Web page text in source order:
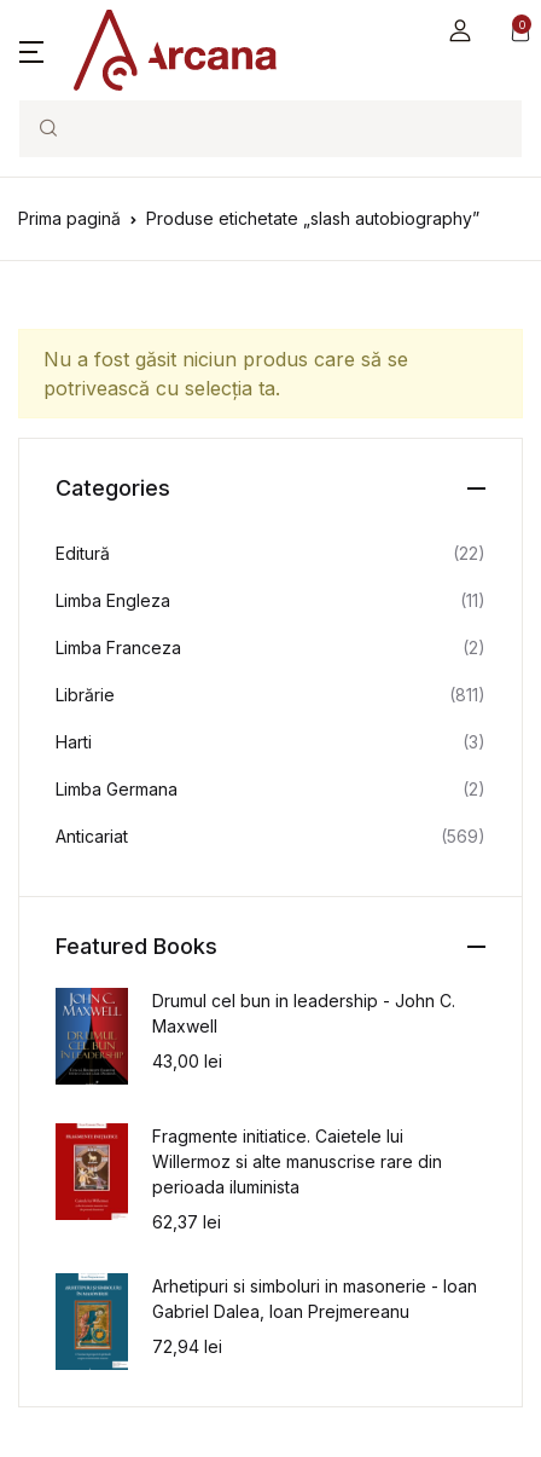
0
Search
Prima pagină Produse etichetate „slash autobiography”
Nu a fost găsit niciun produs care să se
potrivească cu selecția ta.
Categories
Editură (22)
Limba Engleza (11)
Limba Franceza (2)
Librărie (811)
Harti (3)
Limba Germana (2)
Anticariat (569)
Featured Books
Drumul cel bun in leadership - John C.
Maxwell
43,00 lei
Fragmente initiatice. Caietele lui
Willermoz si alte manuscrise rare din
perioada iluminista
62,37 lei
Arhetipuri si simboluri in masonerie - Ioan
Gabriel Dalea, Ioan Prejmereanu
72,94 lei